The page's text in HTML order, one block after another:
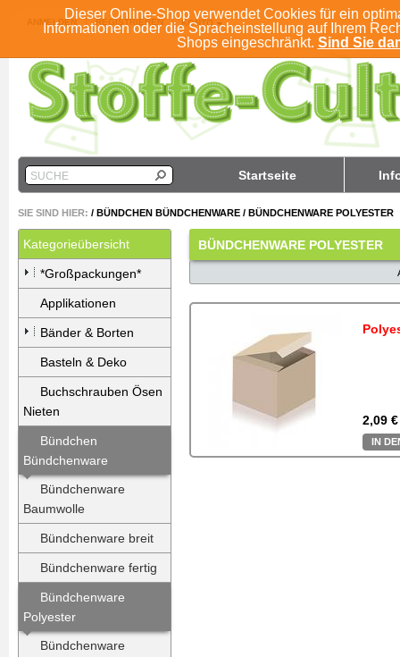
Dieser Online-Shop verwendet Cookies für ein
Informationen oder die Spracheinstellung auf Ihrem
Shops eingeschränkt. Sind Sie
ANMELDEN REGISTRIEREN KONTO
Startseite
SUCHE
SIE SIND HIER: / BÜNDCHEN BÜNDCHENWARE / BÜNDCHENWARE POLYESTER
Kategorieübersicht
*Großpackungen*
Applikationen
Bänder & Borten
Basteln & Deko
Buchschrauben Ösen
Nieten
Bündchen
Bündchenware
Bündchenware
Baumwolle
Bündchenware breit
Bündchenware fertig
Bündchenware
Polyester
Bündchenware
BÜNDCHENWARE POLYESTER
2,09
IN